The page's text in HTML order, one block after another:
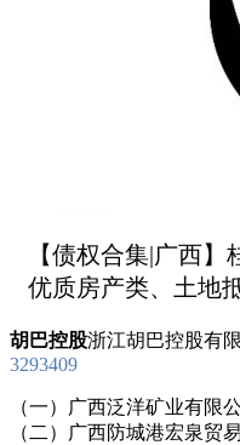
【债权合集|广西
优质房产类、土地
胡巴控股浙江胡巴控股有
3293409
（一）广西泛洋矿业有限
（二）广西防城港宏泉贸